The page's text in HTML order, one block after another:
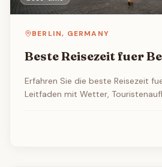
BERLIN, GERMANY
Beste Reisezeit fuer
Erfahren Sie die beste Reisezeit
Leitfaden mit Wetter,